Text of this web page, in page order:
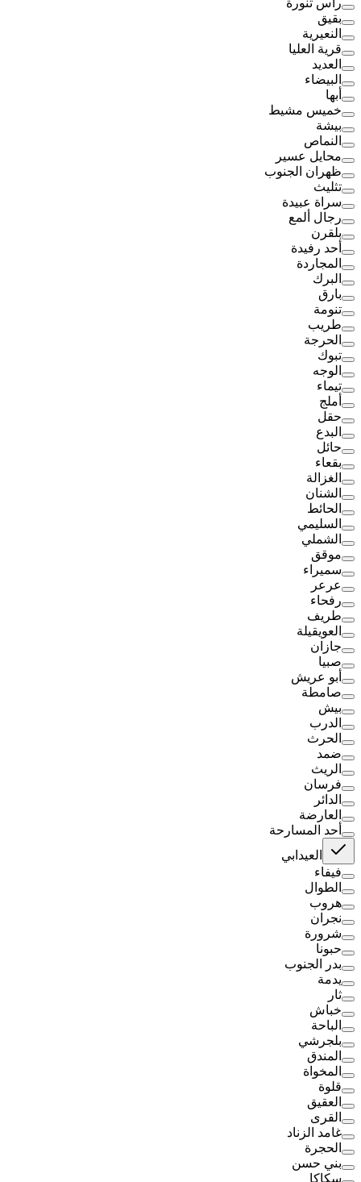
رأس تنورة
بقيق
النعيرية
قرية العليا
العديد
البيضاء
أبها
خميس مشيط
بيشة
النماص
محايل عسير
ظهران الجنوب
تثليث
سراة عبيدة
رجال ألمع
بلقرن
أحد رفيدة
المجاردة
البرك
بارق
تنومة
طريب
الحرجة
تبوك
الوجه
تيماء
أملج
حقل
البدع
حائل
بقعاء
الغزالة
الشنان
الحائط
السليمي
الشملي
موقق
سميراء
عرعر
رفحاء
طريف
العويقيلة
جازان
صبيا
أبو عريش
صامطة
بيش
الدرب
الحرث
ضمد
الريث
فرسان
الدائر
العارضة
أحد المسارحة
العيدابي
فيفاء
الطوال
هروب
نجران
شرورة
حبونا
بدر الجنوب
يدمة
ثار
خباش
الباحة
بلجرشي
المندق
المخواة
قلوة
العقيق
القرى
غامد الزناد
الحجرة
بني حسن
سكاكا